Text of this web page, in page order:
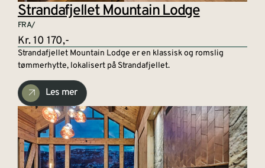
Strandafjellet Mountain Lodge
FRA/
Kr. 10 170,-
Strandafjellet Mountain Lodge er en klassisk og romslig
tømmerhytte, lokalisert på Strandafjellet.
Les mer